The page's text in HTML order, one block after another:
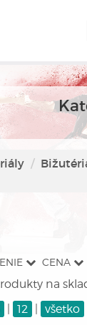
CENA
na
12 všetko